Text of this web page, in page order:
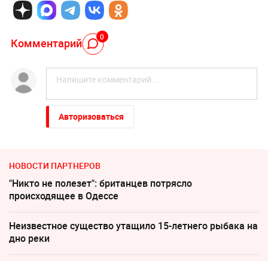
Комментарий 0
Авторизоваться
НОВОСТИ ПАРТНЕРОВ
"Никто не полезет": британцев потрясло
происходящее в Одессе
Неизвестное существо утащило 15-летнего рыбака на
дно реки